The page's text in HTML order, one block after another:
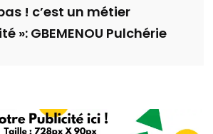
! c’est un métier
»: GBEMENOU Pulchérie